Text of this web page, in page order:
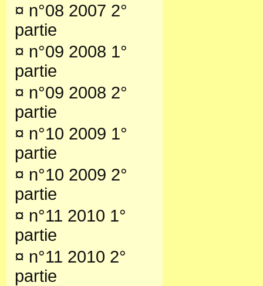
¤ n°08 2007 2°
partie
¤ n°09 2008 1°
partie
¤ n°09 2008 2°
partie
¤ n°10 2009 1°
partie
¤ n°10 2009 2°
partie
¤ n°11 2010 1°
partie
¤ n°11 2010 2°
partie